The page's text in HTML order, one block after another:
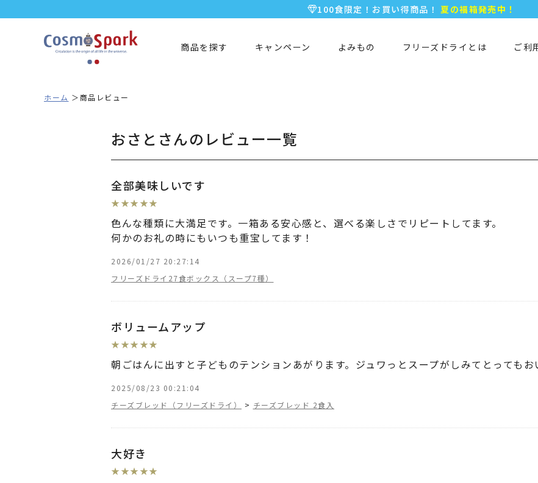
100食限定！お買い得商品！ 夏の福箱発売中！
新規会員登録で今すぐ使える 500ポイント プレゼント！
商品を探す キャンペーン よみもの フリーズドライとは ご利
ホーム 商品レビュー
おさとさんのレビュー一覧
全部美味しいです
★ ★★ ★★
色んな種類に大満足です。一箱ある安心感と、選べる楽しさでリピートしてます。
何かのお礼の時にもいつも重宝してます！
2026/01/27 20:27:14
フリーズドライ27食ボックス（スープ7種）
ボリュームアップ
★ ★★ ★★
朝ごはんに出すと子どものテンションあがります。ジュワっとスープがしみてとってもお
2025/08/23 00:21:04
チーズブレッド（フリーズドライ）
> チーズブレッド 2食入
大好き
★ ★★ ★★